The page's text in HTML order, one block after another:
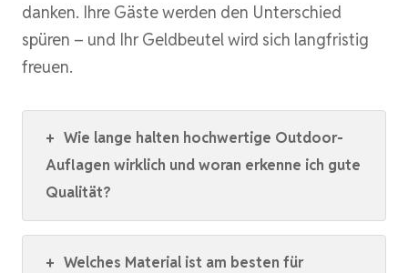
danken. Ihre Gäste werden den Unterschied
spüren – und Ihr Geldbeutel wird sich langfristig
freuen.
+ Wie lange halten hochwertige Outdoor-
Auflagen wirklich und woran erkenne ich gute
Qualität?
+ Welches Material ist am besten für